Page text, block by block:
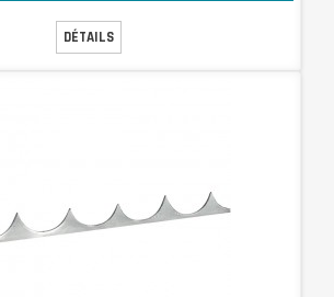
DÉTAILS